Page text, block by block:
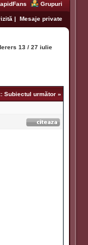
Grupuri
| Mesaje private
13 / 27 iulie
:: Subiectul următor »